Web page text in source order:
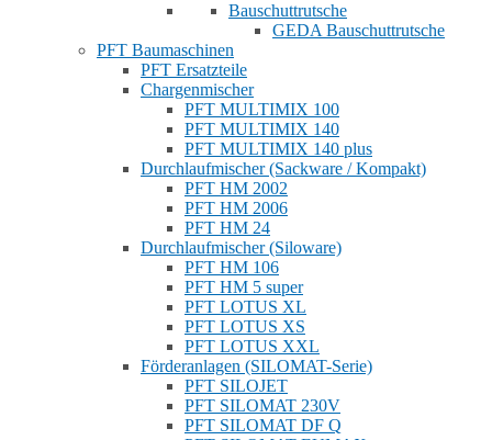
Bauschuttrutsche
GEDA Bauschuttrutsche
PFT Baumaschinen
PFT Ersatzteile
Chargenmischer
PFT MULTIMIX 100
PFT MULTIMIX 140
PFT MULTIMIX 140 plus
Durchlaufmischer (Sackware / Kompakt)
PFT HM 2002
PFT HM 2006
PFT HM 24
Durchlaufmischer (Siloware)
PFT HM 106
PFT HM 5 super
PFT LOTUS XL
PFT LOTUS XS
PFT LOTUS XXL
Förderanlagen (SILOMAT-Serie)
PFT SILOJET
PFT SILOMAT 230V
PFT SILOMAT DF Q